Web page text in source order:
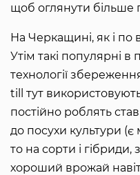
щоб оглянути більше
На Черкащині, як і по
Утім такі популярні в
технології
till тут
постійно роблять
до посухи культури (є
то на сорти і гібриди,
хороший врожай